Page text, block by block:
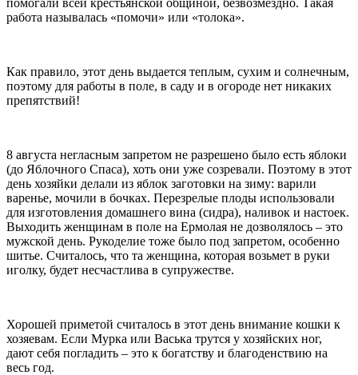
работа называлась «помочи» или «толока».
Как правило, этот день выдается теплым, сухим и солнечным,
поэтому для работы в поле, в саду и в огороде нет никаких
препятствий!
8 августа негласным запретом не разрешено было есть яблоки
(до Яблочного Спаса), хоть они уже созревали. Поэтому в этот
день хозяйки делали из яблок заготовки на зиму: варили
варенье, мочили в бочках. Перезрелые плоды использовали
для изготовления домашнего вина (сидра), наливок и настоек.
Выходить женщинам в поле на Ермолая не дозволялось – это
мужской день. Рукоделие тоже было под запретом, особенно
шитье. Считалось, что та женщина, которая возьмет в руки
иголку, будет несчастлива в супружестве.
Хорошей приметой считалось в этот день внимание кошки к
хозяевам. Если Мурка или Васька трутся у хозяйских ног,
дают себя погладить – это к богатству и благоденствию на
весь год.